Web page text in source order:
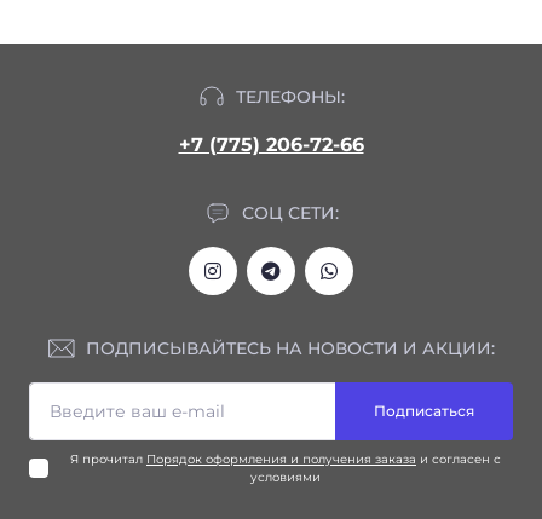
ТЕЛЕФОНЫ:
+7 (775) 206-72-66
СОЦ СЕТИ:
ПОДПИСЫВАЙТЕСЬ НА НОВОСТИ И АКЦИИ:
Подписаться
Я прочитал Порядок оформления и получения заказа и согласен с
условиями